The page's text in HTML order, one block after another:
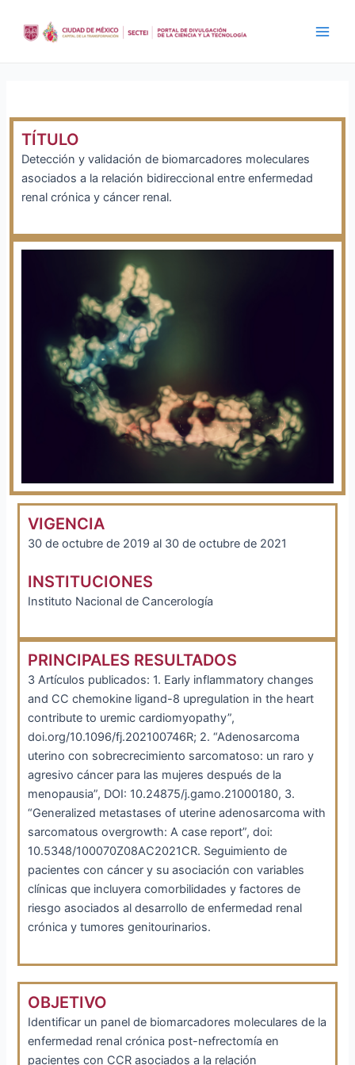
contenido
TÍTULO
Detección y validación de biomarcadores moleculares
asociados a la relación bidireccional entre enfermedad
renal crónica y cáncer renal.
VIGENCIA
30 de octubre de 2019 al 30 de octubre de 2021
INSTITUCIONES
Instituto Nacional de Cancerología
PRINCIPALES RESULTADOS
3 Artículos publicados: 1. Early inflammatory changes
and CC chemokine ligand-8 upregulation in the heart
contribute to uremic cardiomyopathy”,
doi.org/10.1096/fj.202100746R; 2. “Adenosarcoma
uterino con sobrecrecimiento sarcomatoso: un raro y
agresivo cáncer para las mujeres después de la
menopausia”, DOI: 10.24875/j.gamo.21000180, 3.
“Generalized metastases of uterine adenosarcoma with
sarcomatous overgrowth: A case report”, doi:
10.5348/100070Z08AC2021CR. Seguimiento de
pacientes con cáncer y su asociación con variables
clínicas que incluyera comorbilidades y factores de
riesgo asociados al desarrollo de enfermedad renal
crónica y tumores genitourinarios.
OBJETIVO
Identificar un panel de biomarcadores moleculares de la
enfermedad renal crónica post-nefrectomía en
pacientes con CCR asociados a la relación